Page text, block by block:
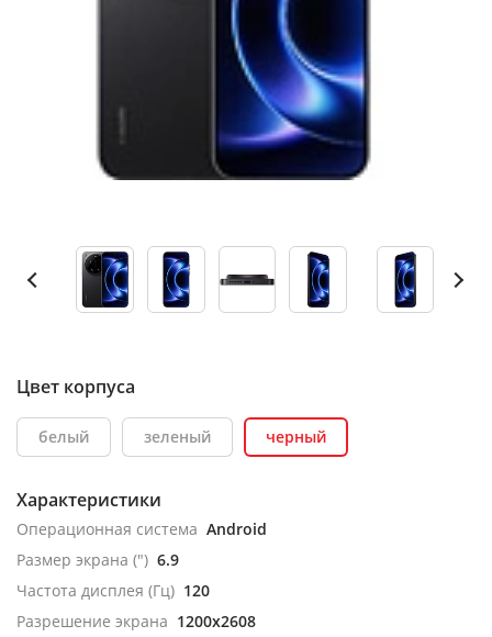
Цвет корпуса
белый зеленый черный
Характеристики
Операционная система Android
Размер экрана (") 6.9
Частота дисплея (Гц) 120
Разрешение экрана 1200x2608